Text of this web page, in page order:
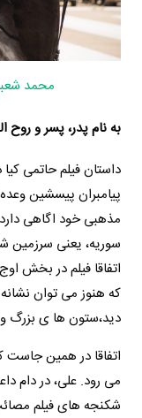
محمد
به نام پدر، پسر و روح
داستان فیلم حاتمی
پیامبران پیسشین
مذهبی خود اگاهی
سوریه، یعنی سرزمین
اتفاقا فیلم در بخش
که هنوز می توان
دید،ستون ها ی
اتفاقا در همین جاست
می رود. علی، در دام
شکنجه های فیلم